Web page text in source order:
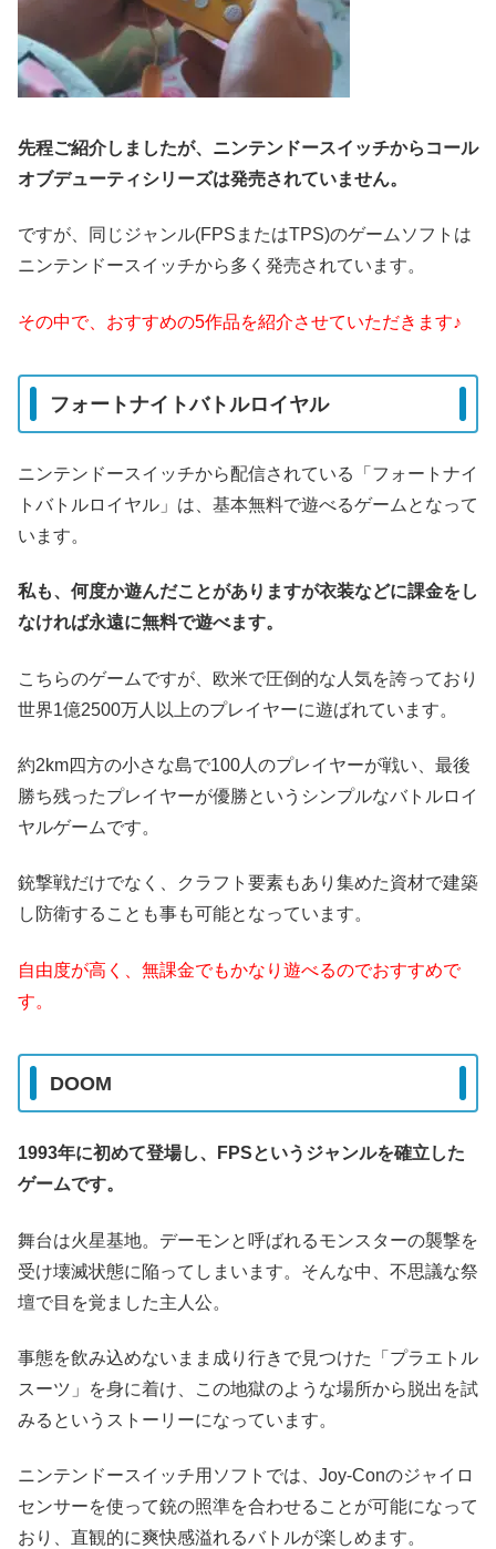
先程ご紹介しましたが、ニンテンドースイッチからコール
オブデューティシリーズは発売されていません。
ですが、同じジャンル(FPSまたはTPS)のゲームソフトは
ニンテンドースイッチから多く発売されています。
その中で、おすすめの5作品を紹介させていただきます♪
フォートナイトバトルロイヤル
ニンテンドースイッチから配信されている「フォートナイ
トバトルロイヤル」は、基本無料で遊べるゲームとなって
います。
私も、何度か遊んだことがありますが衣装などに課金をし
なければ永遠に無料で遊べます。
こちらのゲームですが、欧米で圧倒的な人気を誇っており
世界1億2500万人以上のプレイヤーに遊ばれています。
約2km四方の小さな島で100人のプレイヤーが戦い、最後
勝ち残ったプレイヤーが優勝というシンプルなバトルロイ
ヤルゲームです。
銃撃戦だけでなく、クラフト要素もあり集めた資材で建築
し防衛することも事も可能となっています。
自由度が高く、無課金でもかなり遊べるのでおすすめで
す。
DOOM
1993年に初めて登場し、FPSというジャンルを確立した
ゲームです。
舞台は火星基地。デーモンと呼ばれるモンスターの襲撃を
受け壊滅状態に陥ってしまいます。そんな中、不思議な祭
壇で目を覚ました主人公。
事態を飲み込めないまま成り行きで見つけた「プラエトル
スーツ」を身に着け、この地獄のような場所から脱出を試
みるというストーリーになっています。
ニンテンドースイッチ用ソフトでは、Joy-Conのジャイロ
センサーを使って銃の照準を合わせることが可能になって
おり、直観的に爽快感溢れるバトルが楽しめます。